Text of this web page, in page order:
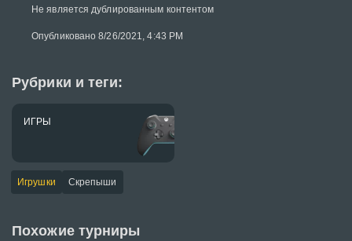
Не является дублированным контентом
Опубликовано 8/26/2021, 4:43 PM
Рубрики и теги:
ИГРЫ
Игрушки Скрепыши
Похожие турниры